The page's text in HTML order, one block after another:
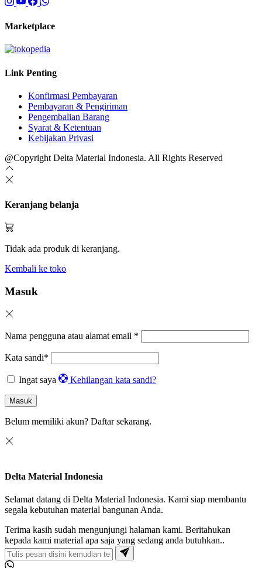
Marketplace
Link Penting
Konfirmasi Pembayaran
Pembayaran & Pengiriman
Pengembalian Barang
Syarat & Ketentuan
Kebijakan Privasi
@Copyright Delta Material Indonesia. All Rights Reserved
Keranjang belanja
Tidak ada produk di keranjang.
Kembali ke toko
Masuk
Nama pengguna atau alamat email *
Kata sandi*
Ingat saya Kehilangan kata sandi?
Masuk
Belum memiliki akun? Daftar sekarang.
Delta Material Indonesia
Selamat datang di Delta Material Indonesia. Kami siap membantu
segala kebutuhan material bangunan Anda.
Terima kasih sudah mengunjungi halaman kami. Beritahukan
kepada kami material apa saja yang sedang anda butuhkan..